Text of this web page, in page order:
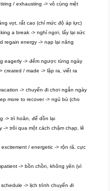
/ exhausting -> vô cùng mệt
vọt, rất cao (chỉ mức độ áp lực)
a break -> nghỉ ngơi, lấy lại sức
regain energy -> nạp lại năng
eagerly -> đếm ngược từng ngày
created / made -> lập ra, viết ra
-> chuyến đi chơi ngắn ngày
more to recover -> ngủ bù (cho
-> trì hoãn, để dồn lại
-> trôi qua một cách chậm chạp, lê
/ energetic -> rộn rã, cực
-> bồn chồn, không yên (vì
-> lịch trình chuyến đi